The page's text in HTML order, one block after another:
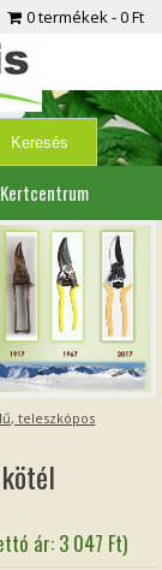
0 termékek 0 Ft
Kertcentrum
teleszkópos
ár: 3 047 Ft)